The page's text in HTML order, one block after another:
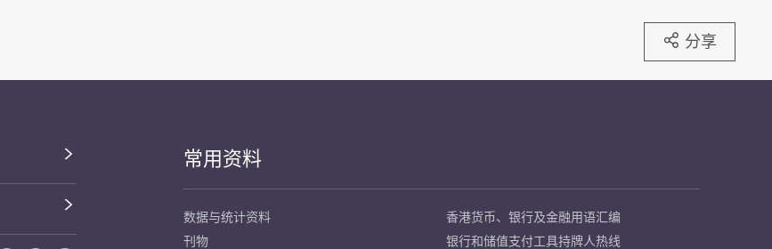
分享
常用资料
数据与统计资料
刊物
香港货币、银行及金融用语汇编
银行和储值支付工具持牌人热线